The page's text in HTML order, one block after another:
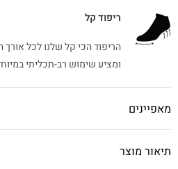
ריפוד קל
הריפוד הכי קל שלנו לכל
ומציע שימוש רב-תכליתי
מאפיינים
תיאור מוצר